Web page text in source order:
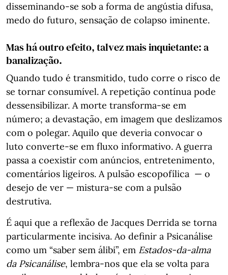
disseminando-se sob a forma de angústia difusa,
medo do futuro, sensação de colapso iminente.
Mas há outro efeito, talvez mais inquietante: a
banalização.
Quando tudo é transmitido, tudo corre o risco de
se tornar consumível. A repetição contínua pode
dessensibilizar. A morte transforma-se em
número; a devastação, em imagem que deslizamos
com o polegar. Aquilo que deveria convocar o
luto converte-se em fluxo informativo. A guerra
passa a coexistir com anúncios, entretenimento,
comentários ligeiros. A pulsão escopofílica — o
desejo de ver — mistura-se com a pulsão
destrutiva.
É aqui que a reflexão de Jacques Derrida se torna
particularmente incisiva. Ao definir a Psicanálise
como um “saber sem álibi”, em Estados-da-alma
da Psicanálise, lembra-nos que ela se volta para